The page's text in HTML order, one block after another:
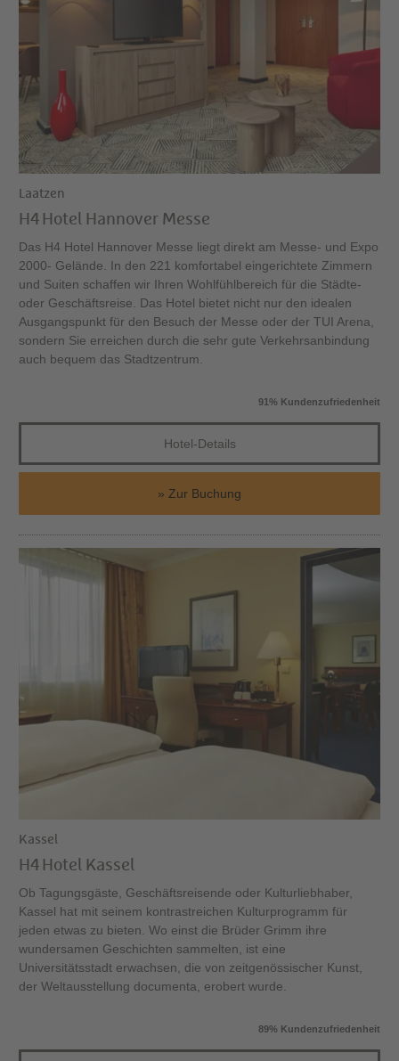
Laatzen
H4 Hotel Hannover Messe
Das H4 Hotel Hannover Messe liegt direkt am Messe- und Expo
2000- Gelände. In den 221 komfortabel eingerichtete Zimmern
und Suiten schaffen wir Ihren Wohlfühlbereich für die Städte-
oder Geschäftsreise. Das Hotel bietet nicht nur den idealen
Ausgangspunkt für den Besuch der Messe oder der TUI Arena,
sondern Sie erreichen durch die sehr gute Verkehrsanbindung
auch bequem das Stadtzentrum.
91% Kundenzufriedenheit
Hotel-Details
Zur Buchung
Kassel
H4 Hotel Kassel
Ob Tagungsgäste, Geschäftsreisende oder Kulturliebhaber,
Kassel hat mit seinem kontrastreichen Kulturprogramm für
jeden etwas zu bieten. Wo einst die Brüder Grimm ihre
wundersamen Geschichten sammelten, ist eine
Universitätsstadt erwachsen, die von zeitgenössischer Kunst,
der Weltausstellung documenta, erobert wurde.
89% Kundenzufriedenheit